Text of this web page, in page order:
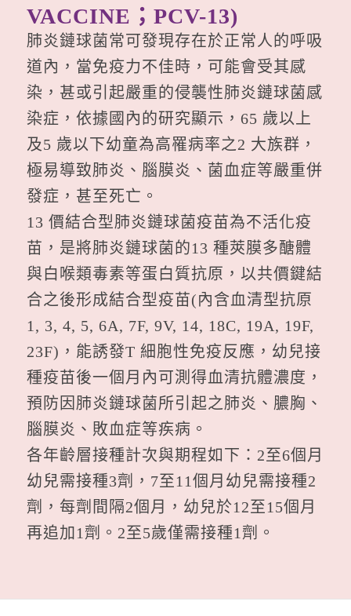
VACCINE；PCV-13)
肺炎鏈球菌常可發現存在於正常人的呼吸
道內，當免疫力不佳時，可能會受其感
染，甚或引起嚴重的侵襲性肺炎鏈球菌感
染症，依據國內的研究顯示，65 歲以上
及5 歲以下幼童為高罹病率之2 大族群，
極易導致肺炎、腦膜炎、菌血症等嚴重併
發症，甚至死亡。
13 價結合型肺炎鏈球菌疫苗為不活化疫
苗，是將肺炎鏈球菌的13 種莢膜多醣體
與白喉類毒素等蛋白質抗原，以共價鍵結
合之後形成結合型疫苗(內含血清型抗原
1, 3, 4, 5, 6A, 7F, 9V, 14, 18C, 19A, 19F,
23F)，能誘發T 細胞性免疫反應，幼兒接
種疫苗後一個月內可測得血清抗體濃度，
預防因肺炎鏈球菌所引起之肺炎、膿胸、
腦膜炎、敗血症等疾病。
各年齡層接種計次與期程如下：2至6個月
幼兒需接種3劑，7至11個月幼兒需接種2
劑，每劑間隔2個月，幼兒於12至15個月
再追加1劑。2至5歲僅需接種1劑。